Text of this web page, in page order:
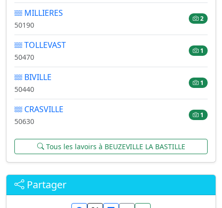
MILLIERES
50190
2
TOLLEVAST
50470
1
BIVILLE
50440
1
CRASVILLE
50630
1
Tous les lavoirs à BEUZEVILLE LA BASTILLE
Partager